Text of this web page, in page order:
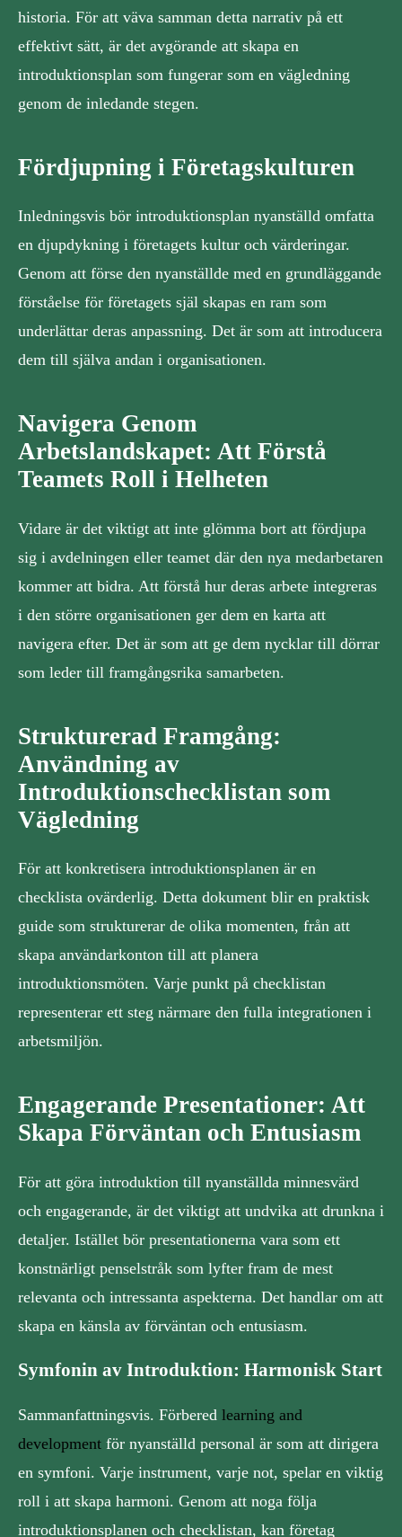
historia. För att väva samman detta narrativ på ett
effektivt sätt, är det avgörande att skapa en
introduktionsplan som fungerar som en vägledning
genom de inledande stegen.
Fördjupning i Företagskulturen
Inledningsvis bör introduktionsplan nyanställd omfatta
en djupdykning i företagets kultur och värderingar.
Genom att förse den nyanställde med en grundläggande
förståelse för företagets själ skapas en ram som
underlättar deras anpassning. Det är som att introducera
dem till själva andan i organisationen.
Navigera Genom
Arbetslandskapet: Att Förstå
Teamets Roll i Helheten
Vidare är det viktigt att inte glömma bort att fördjupa
sig i avdelningen eller teamet där den nya medarbetaren
kommer att bidra. Att förstå hur deras arbete integreras
i den större organisationen ger dem en karta att
navigera efter. Det är som att ge dem nycklar till dörrar
som leder till framgångsrika samarbeten.
Strukturerad Framgång:
Användning av
Introduktionschecklistan som
Vägledning
För att konkretisera introduktionsplanen är en
checklista ovärderlig. Detta dokument blir en praktisk
guide som strukturerar de olika momenten, från att
skapa användarkonton till att planera
introduktionsmöten. Varje punkt på checklistan
representerar ett steg närmare den fulla integrationen i
arbetsmiljön.
Engagerande Presentationer: Att
Skapa Förväntan och Entusiasm
För att göra introduktion till nyanställda minnesvärd
och engagerande, är det viktigt att undvika att drunkna i
detaljer. Istället bör presentationerna vara som ett
konstnärligt penselstråk som lyfter fram de mest
relevanta och intressanta aspekterna. Det handlar om att
skapa en känsla av förväntan och entusiasm.
Symfonin av Introduktion: Harmonisk Start
Sammanfattningsvis. Förbered learning and
development för nyanställd personal är som att dirigera
en symfoni. Varje instrument, varje not, spelar en viktig
roll i att skapa harmoni. Genom att noga följa
introduktionsplanen och checklistan, kan företag